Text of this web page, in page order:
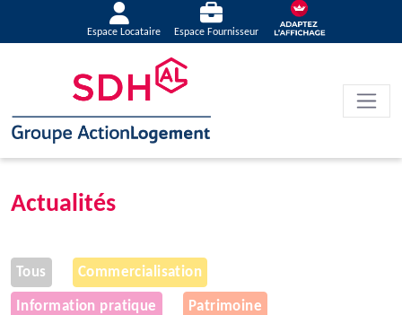
Espace Locataire Espace Fournisseur
Actualités
Tous Commercialisation
Information pratique Patrimoine